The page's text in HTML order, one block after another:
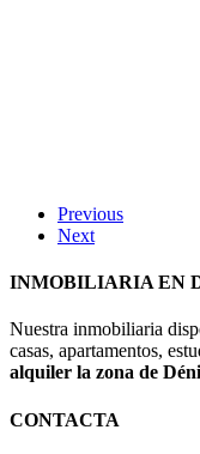
Previous
Next
INMOBILIARIA EN
Nuestra inmobiliaria
casas, apartamentos,
alquiler la zona de
CONTACTA